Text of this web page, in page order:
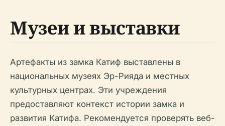
Музеи и выставки
Артефакты из замка Катиф выставлены в
национальных музеях Эр-Рияда и местных
культурных центрах. Эти учреждения
предоставляют контекст истории замка и
развития Катифа. Рекомендуется проверять веб-